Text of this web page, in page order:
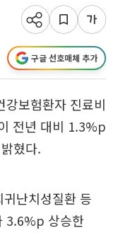
구글 선호매체 추가
강보험환자 진료비
전년 대비 1.3%p
혔다.
난치성질환 등
3.6%p 상승한